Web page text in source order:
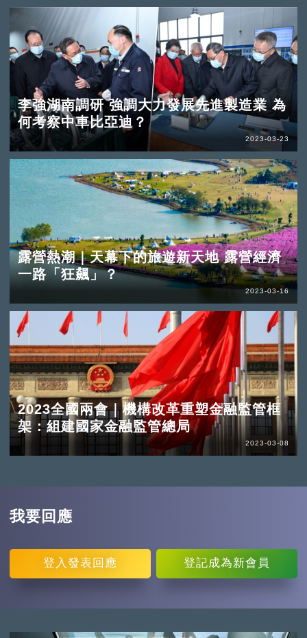
李強湖南調研 強調大力發展先進製造業 為
何考察中車比亞迪？
2023-03-23
露營熱潮｜天幕下的旅遊新天地 露營經濟
一路「狂飆」？
2023-03-16
2023全國兩會｜機構改革重塑金融監管框
架：組建國家金融監管總局
2023-03-08
我要回應
登入 發表回應 登記成為新會員